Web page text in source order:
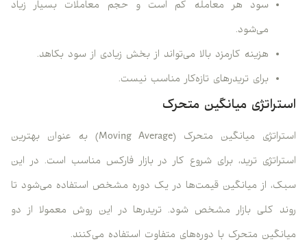
سود هر معامله کم است و حجم معاملات بسیار زیاد
می‌شود.
هزینه کارمزد بالا می‌تواند از بخش زیادی از سود بکاهد.
برای تریدرهای تازه‌کار مناسب نیست.
استراتژی میانگین متحرک
استراتژی میانگین متحرک (Moving Average) به عنوان بهترین
استراتژی ترید، برای شروع کار در بازار فارکس مناسب است. در این
سبک، از میانگین قیمت‌ها در یک دوره مشخص استفاده می‌شود تا
روند کلی بازار مشخص شود. تریدرها در این روش معمولا از دو
میانگین متحرک با دوره‌های متفاوت استفاده می‌کنند.